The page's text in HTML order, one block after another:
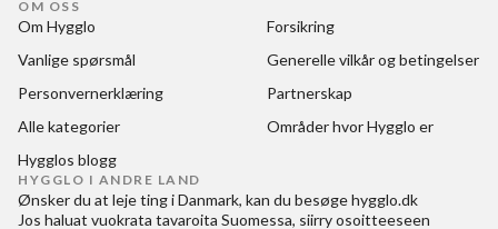
OM OSS
Om Hygglo
Forsikring
Vanlige spørsmål
Generelle vilkår og betingelser
Personvernerklæring
Partnerskap
Alle kategorier
Områder hvor Hygglo er
Hygglos blogg
HYGGLO I ANDRE LAND
Ønsker du at leje ting i Danmark, kan du besøgehygglo.dk
Jos haluat vuokrata tavaroita Suomessa, siirry osoitteeseen